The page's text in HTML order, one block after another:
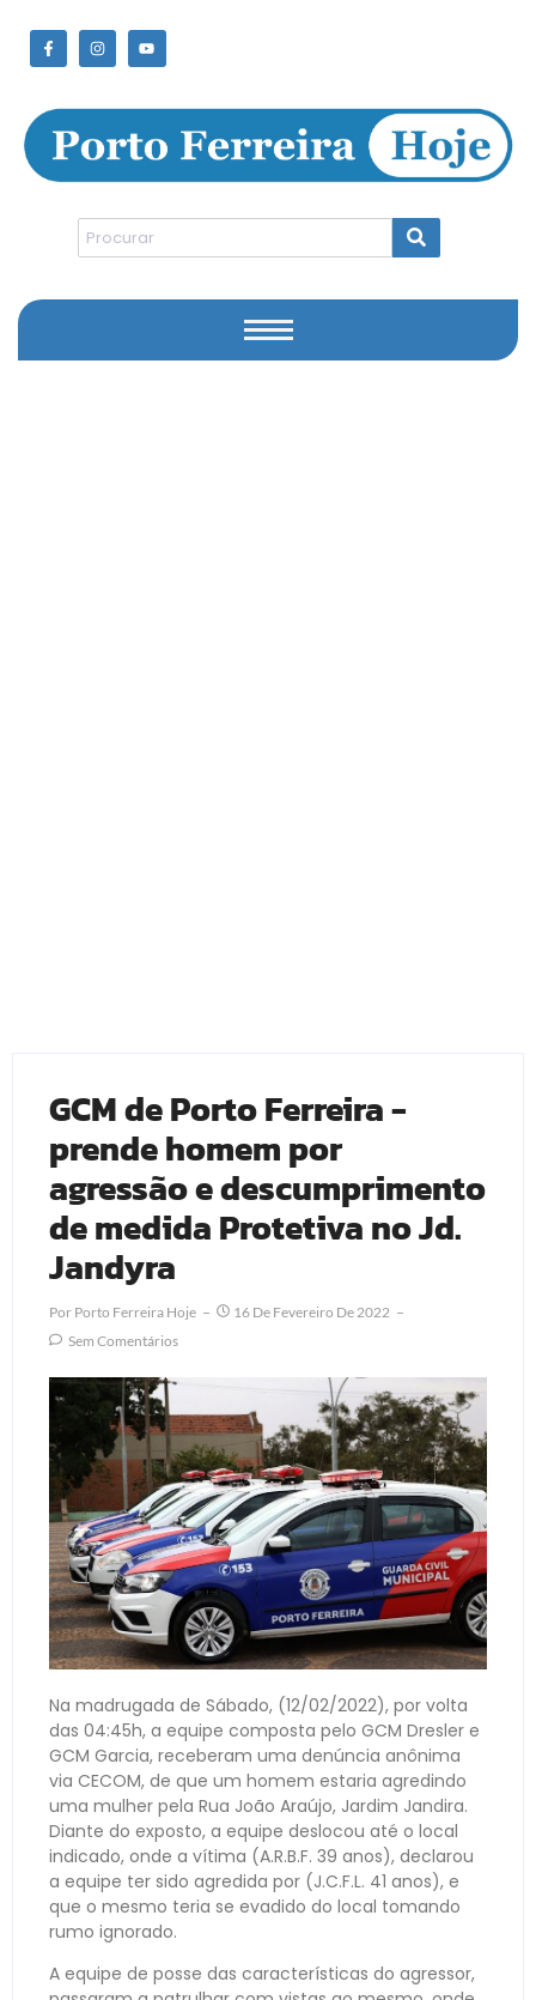
GCM de Porto Ferreira -
prende homem por
agressão e descumprimento
de medida Protetiva no Jd.
Jandyra
Por Porto Ferreira Hoje
16 De Fevereiro De 2022
Sem Comentários
Na madrugada de Sábado, (12/02/2022), por volta
das 04:45h, a equipe composta pelo GCM Dresler e
GCM Garcia, receberam uma denúncia anônima
via CECOM, de que um homem estaria agredindo
uma mulher pela Rua João Araújo, Jardim Jandira.
Diante do exposto, a equipe deslocou até o local
indicado, onde a vítima (A.R.B.F. 39 anos), declarou
a equipe ter sido agredida por (J.C.F.L. 41 anos), e
que o mesmo teria se evadido do local tomando
rumo ignorado.
A equipe de posse das características do agressor,